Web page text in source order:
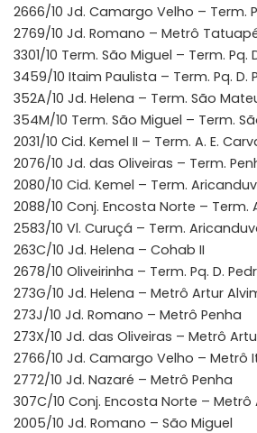
2666/10 Jd. Camargo Velho – Term.
2769/10 Jd. Romano – Metrô
3301/10 Term. São Miguel – Term. Pq.
3459/10 Itaim Paulista – Term. Pq. D.
352A/10 Jd. Helena – Term. São
354M/10 Term. São Miguel – Term.
2031/10 Cid. Kemel II – Term. A. E.
2076/10 Jd. das Oliveiras – Term.
2080/10 Cid. Kemel – Term.
2088/10 Conj. Encosta Norte – Term.
2583/10 Vl. Curuçá – Term.
263C/10 Jd. Helena – Cohab II
2678/10 Oliveirinha – Term. Pq. D.
273G/10 Jd. Helena – Metrô Artur
273J/10 Jd. Romano – Metrô Penha
273X/10 Jd. das Oliveiras – Metrô
2766/10 Jd. Camargo Velho – Metrô
2772/10 Jd. Nazaré – Metrô Penha
307C/10 Conj. Encosta Norte – Metrô
2005/10 Jd. Romano – São Miguel